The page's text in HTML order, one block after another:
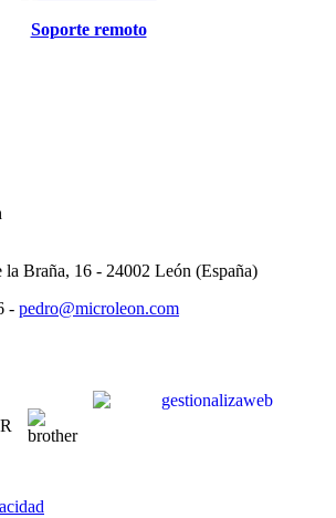
Soporte remoto
Braña, 16 - 24002 León (España)
- pedro@microleon.com